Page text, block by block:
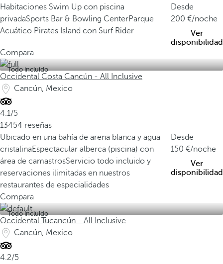
Habitaciones Swim Up con piscina
privadaSports Bar & Bowling CenterParque
Acuático Pirates Island con Surf Rider
Desde
200
/noche
Ver
disponibilidad
Compara
Todo incluido
Occidental Costa Cancún - All Inclusive
Cancún, Mexico
4.1/5
13454 reseñas
Ubicado en una bahía de arena blanca y agua
cristalinaEspectacular alberca (piscina) con
área de camastrosServicio todo incluido y
reservaciones ilimitadas en nuestros
restaurantes de especialidades
Desde
150
/noche
Ver
disponibilidad
Compara
Todo incluido
Occidental Tucancún - All Inclusive
Cancún, Mexico
4.2/5